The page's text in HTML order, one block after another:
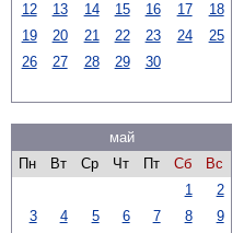
12
13 14 15 16 17
18
19
20 21 22 23 24
25
26
27 28 29 30
май
Пн
Вт Ср Чт Пт Сб
Вс
1
2
3
4 5 6 7 8
9